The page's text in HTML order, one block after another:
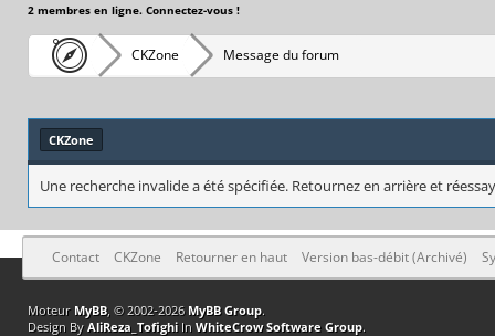
2 membres en ligne. Connectez-vous !
CKZone Message du forum
CKZone
Une recherche invalide a été spécifiée. Retournez en arrière et
Contact CKZone Retourner en haut Version bas-débit (Archivé)
Moteur MyBB, © 2002-2026 MyBB Group.
Design By AliReza_TofighiIn WhiteCrow Software Group.